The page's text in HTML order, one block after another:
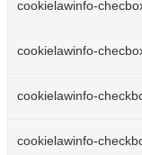
cookielawinfo-
cookielawinfo-
cookielawinfo-
cookielawinfo-